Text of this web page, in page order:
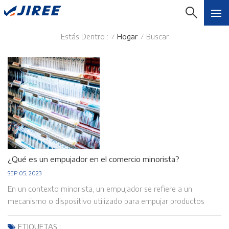
Estás Dentro : / Hogar / Buscar
¿Qué es un empujador en el comercio minorista?
SEP 05, 2023
En un contexto minorista, un empujador se refiere a un
mecanismo o dispositivo utilizado para empujar productos
hacia adelante en un estante o estante de exhibición a medida
que los clientes compran o retiran los artículos. Los
ETIQUETAS :